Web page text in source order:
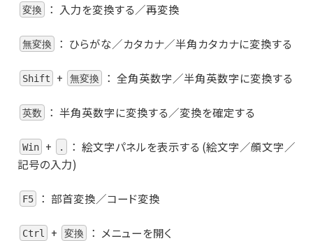
変換 ： 入力を変換する／再変換
無変換 ： ひらがな／カタカナ／半角カタカナに変換する
Shift + 無変換 ： 全角英数字／半角英数字に変換する
英数 ： 半角英数字に変換する／変換を確定する
Win + . ： 絵文字パネルを表示する (絵文字／顔文字／
記号の入力)
F5 ： 部首変換／コード変換
Ctrl + 変換 ： メニューを開く